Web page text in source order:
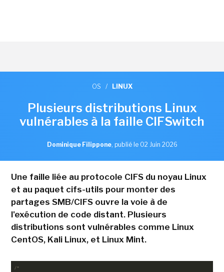
OS / LINUX
Plusieurs distributions Linux
vulnérables à la faille CIFSwitch
Dominique Filippone, publié le 02 Juin 2026
Une faille liée au protocole CIFS du noyau Linux
et au paquet cifs-utils pour monter des
partages SMB/CIFS ouvre la voie à de
l'exécution de code distant. Plusieurs
distributions sont vulnérables comme Linux
CentOS, Kali Linux, et Linux Mint.